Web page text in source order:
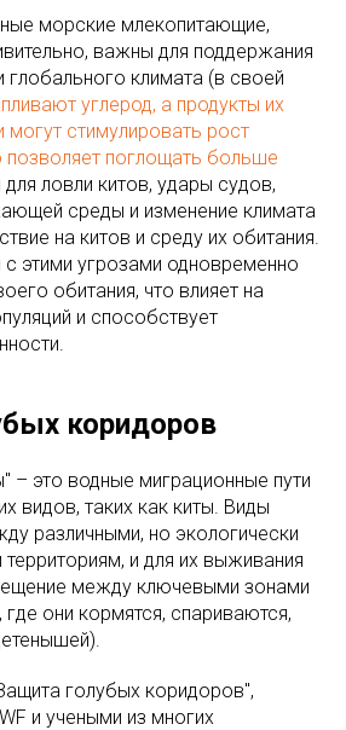
морские млекопитающие,
важны для поддержания
глобального климата (в своей
углерод, а продукты их
могут стимулировать рост
позволяет поглощать больше
ловли китов, удары судов,
среды и изменение климата
на китов и среду их обитания.
с этими угрозами одновременно
обитания, что влияет на
и способствует
коридоров
– это водные миграционные пути
видов, таких как киты. Виды
различными, но экологически
и для их выживания
между ключевыми зонами
они кормятся, спариваются,
голубых коридоров",
и учеными из многих